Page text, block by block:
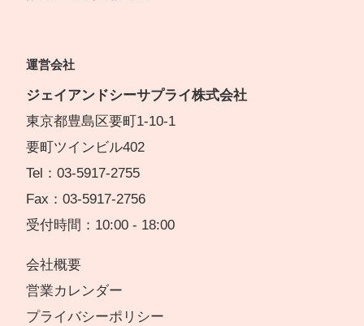
運営会社
ジェイアンドシーサプライ株式会社
東京都豊島区要町1-10-1
要町ツインビル402
Tel：03-5917-2755
Fax：03-5917-2756
受付時間：10:00 - 18:00
会社概要
営業カレンダー
プライバシーポリシー